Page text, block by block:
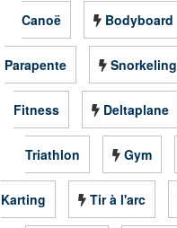
Canoë Bodyboard
Parapente Snorkeling
Fitness Deltaplane
Triathlon Gym
Karting Tir à l'arc